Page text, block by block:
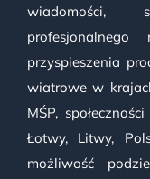
wiadomości,
przyspieszenia
wiatrowe w
MŚP,
Łotwy, Litwy,
możliwość